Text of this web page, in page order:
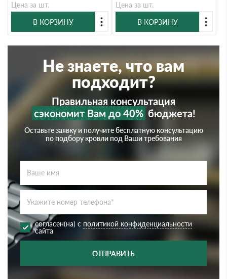
Цена за шт.
В КОРЗИНУ
Цена за шт.
В КОРЗИНУ
Не знаете, что вам
подходит?
Правильная консультация
сэкономит Вам до 40% бюджета!
Оставьте заявку и получите бесплатную консультацию
по подбору кровли под Ваши требования
согласен(на) с политикой конфиденциальности
сайта
ОТПРАВИТЬ